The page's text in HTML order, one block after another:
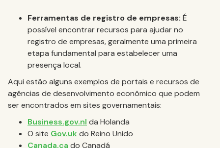
Ferramentas de registro de empresas: É
possível encontrar recursos para ajudar no
registro de empresas, geralmente uma primeira
etapa fundamental para estabelecer uma
presença local.
Aqui estão alguns exemplos de portais e recursos de
agências de desenvolvimento econômico que podem
ser encontrados em sites governamentais:
Business.gov.nl da Holanda
O site Gov.uk do Reino Unido
Canada.ca do Canadá